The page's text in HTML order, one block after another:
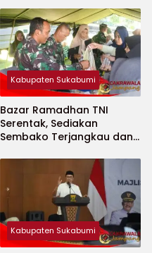
Kabupaten Sukabumi
Bazar Ramadhan TNI
Serentak, Sediakan
Sembako Terjangkau dan
Kabupaten Sukabumi